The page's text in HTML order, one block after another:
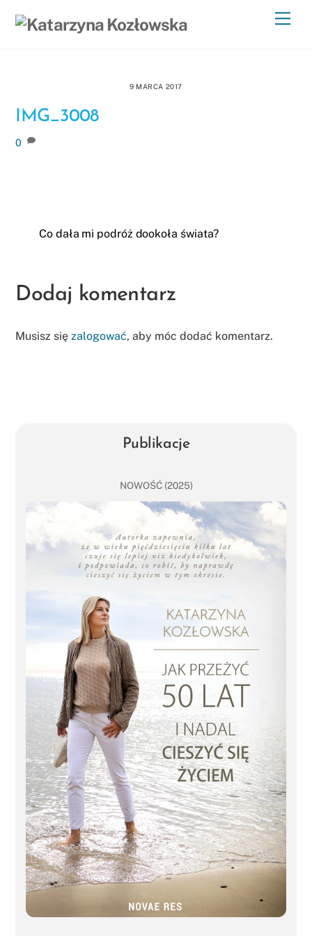
9 MARCA 2017
IMG_3008
0
Co dała mi podróż dookoła świata?
Dodaj komentarz
Musisz sięzalogować, aby móc dodać komentarz.
Publikacje
NOWOŚĆ (2025)